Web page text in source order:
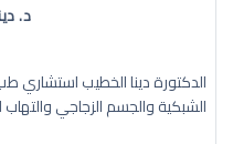
د.
الدكتورة دينا الخطيب
الشبكية والجسم الزجاجي والتهاب